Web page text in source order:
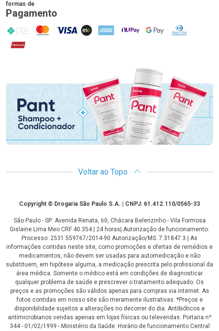
formas de
Pagamento
PIX MasterCard
VISA ELO AMEX NuPay Google PayDiners Club
Hipercard
Voltar ao Topo
CopyrightCopyright © Drogaria São Paulo S.A. | CNPJ: 61.412.110/0565-33
São Paulo - SP: Avenida Renata, 60, Chácara Belenzinho - Vila Formosa
Gislaine Lima Meo CRF 40.354 | 24 horas| Autorização de funcionamento:
Processo: 2531.559767/2014-90 Autorização/MS: 7.31847.3 | As
informações contidas neste site, como promoções e ofertas de remédios e
medicamentos, não devem ser usadas para automedicação e não
substituem, em hipótese alguma, a medicação prescrita pelo profissional da
área médica. Somente o médico está em condições de diagnosticar
qualquer problema de saúde e prescrever o tratamento adequado. Os
preços e as promoções são válidos apenas para compras via internet. As
fotos contidas em nosso site são meramente ilustrativas. *Preços e
disponibilidade sujeitos a alterações no decorrer do dia. Antibióticos e
antimicrobianos vendas apenas em lojas físicas ou televendas. Portaria nº
344 - 01/02/1999 - Ministério da Saúde. Horário de funcionamento Central